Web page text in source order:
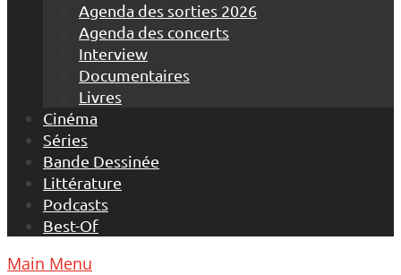
Agenda des sorties 2026
Agenda des concerts
Interview
Documentaires
Livres
Cinéma
Séries
Bande Dessinée
Littérature
Podcasts
Best-Of
Main Menu